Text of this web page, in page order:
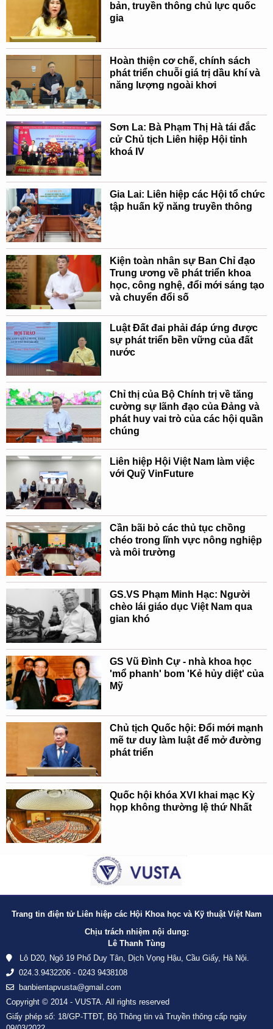
bản, truyền thông chủ lực quốc
gia
Hoàn thiện cơ chế, chính sách
phát triển chuỗi giá trị dầu khí và
năng lượng ngoài khơi
Sơn La: Bà Phạm Thị Hà tái đắc
cử Chủ tịch Liên hiệp Hội tỉnh
khoá IV
Gia Lai: Liên hiệp các Hội tổ chức
tập huấn kỹ năng truyền thông
Kiện toàn nhân sự Ban Chỉ đạo
Trung ương về phát triển khoa
học, công nghệ, đổi mới sáng tạo
và chuyển đổi số
Luật Đất đai phải đáp ứng được
sự phát triển bền vững của đất
nước
Chỉ thị của Bộ Chính trị về tăng
cường sự lãnh đạo của Đảng và
phát huy vai trò của các hội quần
chúng
Liên hiệp Hội Việt Nam làm việc
với Quỹ VinFuture
Cần bãi bỏ các thủ tục chồng
chéo trong lĩnh vực nông nghiệp
và môi trường
GS.VS Phạm Minh Hạc: Người
chèo lái giáo dục Việt Nam qua
gian khó
GS Vũ Đình Cự - nhà khoa học
'mổ phanh' bom 'Kẻ hủy diệt' của
Mỹ
Chủ tịch Quốc hội: Đổi mới mạnh
mẽ tư duy làm luật để mở đường
phát triển
Quốc hội khóa XVI khai mạc Kỳ
họp không thường lệ thứ Nhất
Trang tin điện tử Liên hiệp các Hội Khoa học và Kỹ thuật Việt Nam
Chịu trách nhiệm nội dung:
Lê Thanh Tùng
Lô D20, Ngõ 19 Phố Duy Tân, Dịch Vọng Hậu, Cầu Giấy, Hà Nội.
024.3.9432206 - 0243 9438108
banbientapvusta@gmail.com
Copyright © 2014 - VUSTA. All rights reserved
Giấy phép số: 18/GP-TTĐT, Bộ Thông tin và Truyền thông cấp ngày